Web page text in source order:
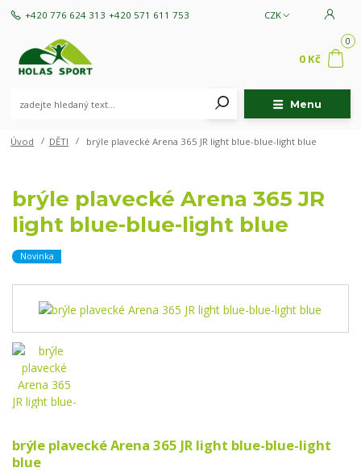
Menu
CZK
+420 776 624 313 +420 571 611 753
0
0 Kč
Úvod DĚTI brýle plavecké Arena 365 JR light blue-blue-light blue
brýle plavecké Arena 365 JR
light blue-blue-light blue
Novinka
brýle plavecké Arena 365 JR light blue-blue-light
blue